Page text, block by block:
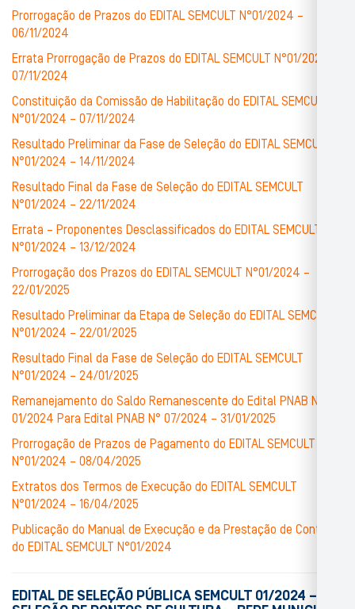
Prorrogação de Prazos do EDITAL SEMCULT N°01/2024 –
06/11/2024
Errata Prorrogação de Prazos do EDITAL SEMCULT N°01/2024 –
07/11/2024
Constituição da Comissão de Habilitação do EDITAL SEMCULT
N°01/2024 – 07/11/2024
Resultado Preliminar da Fase de Seleção do EDITAL SEMCULT
N°01/2024 – 14/11/2024
Resultado Final da Fase de Seleção do EDITAL SEMCULT
N°01/2024 – 22/11/2024
Errata – Proponentes Desclassificados do EDITAL SEMCULT
N°01/2024 – 13/12/2024
Prorrogação dos Prazos do EDITAL SEMCULT N°01/2024 –
22/01/2025
Resultado Preliminar da Etapa de Seleção do EDITAL SEMCULT
N°01/2024 – 22/01/2025
Resultado Final da Fase de Seleção do EDITAL SEMCULT
N°01/2024 – 24/01/2025
Remanejamento do Saldo Remanescente do Edital PNAB N°
01/2024 Para Edital PNAB N° 07/2024 – 31/01/2025
Prorrogação de Prazos de Pagamento do EDITAL SEMCULT
N°01/2024 – 08/04/2025
Extratos dos Termos de Execução do EDITAL SEMCULT
N°01/2024 – 16/04/2025
Publicação do Manual de Execução e da Prestação de Contas
do EDITAL SEMCULT N°01/2024
EDITAL DE SELEÇÃO PÚBLICA SEMCULT 01/2024 –